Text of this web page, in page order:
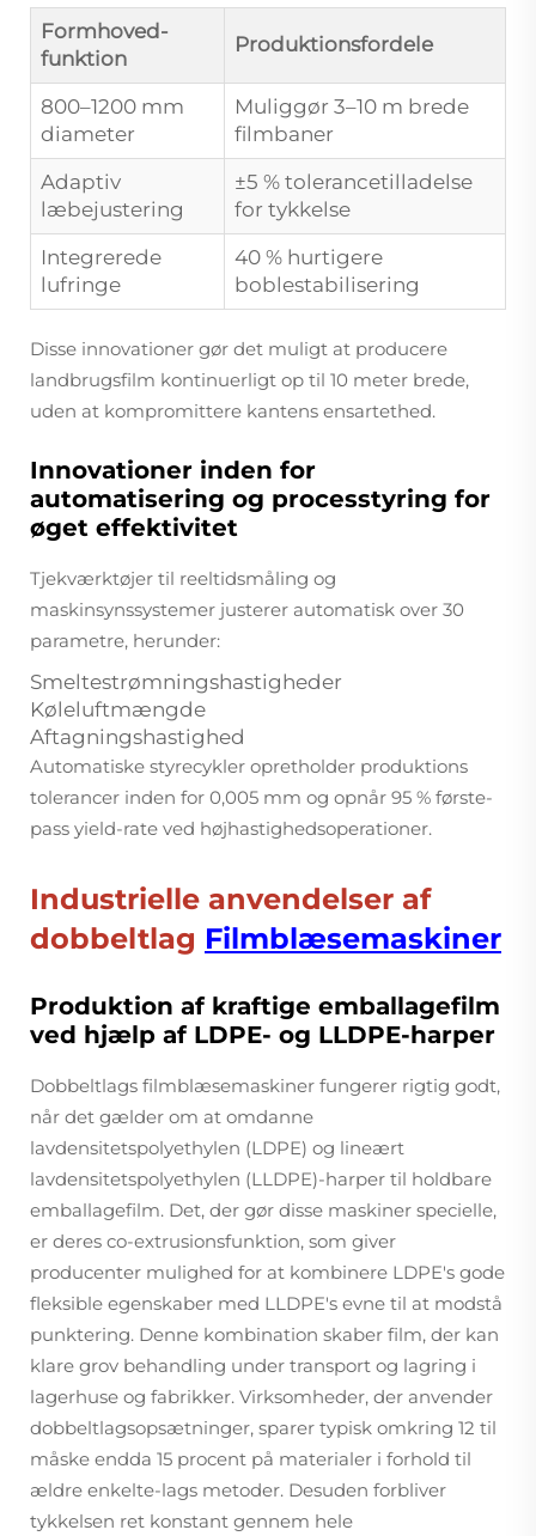
Formhoved-
funktion
Produktionsfordele
800–1200 mm
diameter
Muliggør 3–10 m brede
filmbaner
Adaptiv
læbejustering
±5 % tolerancetilladelse
for tykkelse
Integrerede
lufringe
40 % hurtigere
boblestabilisering
Disse innovationer gør det muligt at producere
landbrugsfilm kontinuerligt op til 10 meter brede,
uden at kompromittere kantens ensartethed.
Innovationer inden for
automatisering og processtyring for
øget effektivitet
Tjekværktøjer til reeltidsmåling og
maskinsynssystemer justerer automatisk over 30
parametre, herunder:
Smeltestrømningshastigheder
Køleluftmængde
Aftagningshastighed
Automatiske styrecykler opretholder produktions
tolerancer inden for 0,005 mm og opnår 95 % første-
pass yield-rate ved højhastighedsoperationer.
Industrielle anvendelser af
dobbeltlag Filmblæsemaskiner
Produktion af kraftige emballagefilm
ved hjælp af LDPE- og LLDPE-harper
Dobbeltlags filmblæsemaskiner fungerer rigtig godt,
når det gælder om at omdanne
lavdensitetspolyethylen (LDPE) og lineært
lavdensitetspolyethylen (LLDPE)-harper til holdbare
emballagefilm. Det, der gør disse maskiner specielle,
er deres co-extrusionsfunktion, som giver
producenter mulighed for at kombinere LDPE's gode
fleksible egenskaber med LLDPE's evne til at modstå
punktering. Denne kombination skaber film, der kan
klare grov behandling under transport og lagring i
lagerhuse og fabrikker. Virksomheder, der anvender
dobbeltlagsopsætninger, sparer typisk omkring 12 til
måske endda 15 procent på materialer i forhold til
ældre enkelte-lags metoder. Desuden forbliver
tykkelsen ret konstant gennem hele